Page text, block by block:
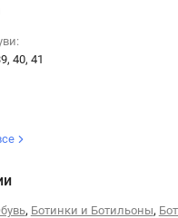
40, 41
, Ботинки и Ботильоны,